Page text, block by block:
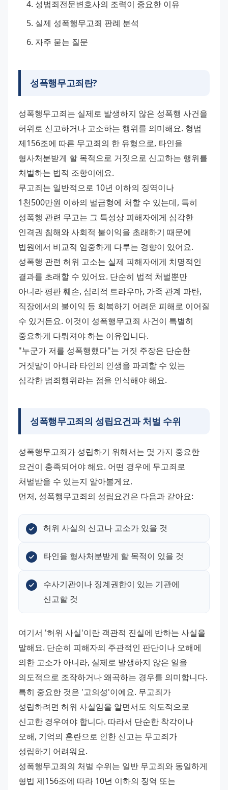
성범죄전문변호사의 조력이 중요한 이유
실제 성폭행무고죄 판례 분석
자주 묻는 질문
성폭행무고죄란?
성폭행무고죄는 실제로 발생하지 않은 성폭행 사건을
허위로 신고하거나 고소하는 행위를 의미해요. 형법
제156조에 따른 무고죄의 한 유형으로, 타인을
형사처분받게 할 목적으로 거짓으로 신고하는 행위를
처벌하는 법적 조항이에요.
무고죄는 일반적으로 10년 이하의 징역이나
1천500만원 이하의 벌금형에 처할 수 있는데, 특히
성폭행 관련 무고는 그 특성상 피해자에게 심각한
인격권 침해와 사회적 불이익을 초래하기 때문에
법원에서 비교적 엄중하게 다루는 경향이 있어요.
성폭행 관련 허위 고소는 실제 피해자에게 치명적인
결과를 초래할 수 있어요. 단순히 법적 처벌뿐만
아니라 평판 훼손, 심리적 트라우마, 가족 관계 파탄,
직장에서의 불이익 등 회복하기 어려운 피해로 이어질
수 있거든요. 이것이 성폭행무고죄 사건이 특별히
중요하게 다뤄져야 하는 이유입니다.
"누군가 저를 성폭행했다"는 거짓 주장은 단순한
거짓말이 아니라 타인의 인생을 파괴할 수 있는
심각한 범죄행위라는 점을 인식해야 해요.
성폭행무고죄의 성립요건과 처벌 수위
성폭행무고죄가 성립하기 위해서는 몇 가지 중요한
요건이 충족되어야 해요. 어떤 경우에 무고죄로
처벌받을 수 있는지 알아볼게요.
먼저, 성폭행무고죄의 성립요건은 다음과 같아요:
허위 사실의 신고나 고소가 있을 것
타인을 형사처분받게 할 목적이 있을 것
수사기관이나 징계권한이 있는 기관에
신고할 것
여기서 '허위 사실'이란 객관적 진실에 반하는 사실을
말해요. 단순히 피해자의 주관적인 판단이나 오해에
의한 고소가 아니라, 실제로 발생하지 않은 일을
의도적으로 조작하거나 왜곡하는 경우를 의미합니다.
특히 중요한 것은 '고의성'이에요. 무고죄가
성립하려면 허위 사실임을 알면서도 의도적으로
신고한 경우여야 합니다. 따라서 단순한 착각이나
오해, 기억의 혼란으로 인한 신고는 무고죄가
성립하기 어려워요.
성폭행무고죄의 처벌 수위는 일반 무고죄와 동일하게
형법 제156조에 따라 10년 이하의 징역 또는